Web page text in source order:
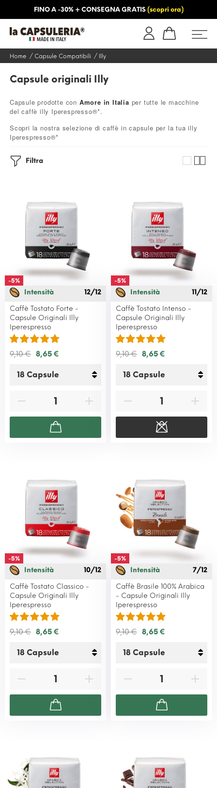
FINO A -30% + CONSEGNA GRATIS (scopri ora)
Home Capsule Compatibili Illy
Capsule originali Illy
Capsule prodotte con Amore in Italia per tutte le macchine
del caffè illy Iperespresso®*.
Scopri la nostra selezione di caffè in capsule per la tua illy
Iperespresso®*
Filtra
-5%
Intensità
12/12
Caffè Tostato Forte -
Capsule Originali Illy
Iperespresso
9,10 € 8,65 €
-5%
Intensità
11/12
Caffè Tostato Intenso -
Capsule Originali Illy
Iperespresso
9,10 € 8,65 €
-5%
Intensità
10/12
Caffè Tostato Classico -
Capsule Originali Illy
Iperespresso
9,10 € 8,65 €
-5%
Intensità
7/12
Caffè Brasile 100% Arabica
- Capsule Originali Illy
Iperespresso
9,10 € 8,65 €